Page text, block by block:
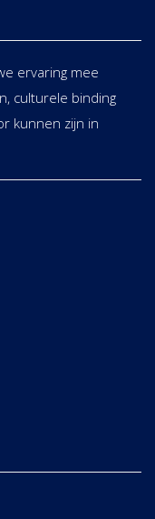
ervaring mee
culturele binding
kunnen zijn in